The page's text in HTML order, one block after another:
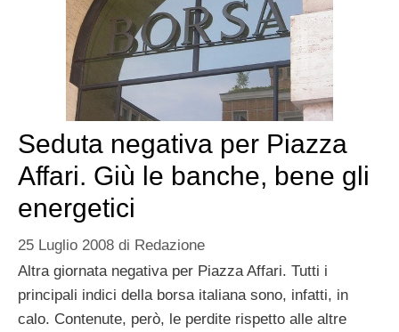
Seduta negativa per Piazza
Affari. Giù le banche, bene gli
energetici
25 Luglio 2008 di Redazione
Altra giornata negativa per Piazza Affari. Tutti i
principali indici della borsa italiana sono, infatti, in
calo. Contenute, però, le perdite rispetto alle altre